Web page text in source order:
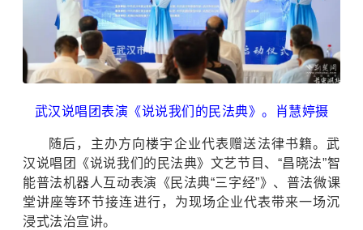
武汉说唱团表演《说说我们的民法典》。肖慧婷摄
随后，主办方向楼宇企业代表赠送法律书籍。武
汉说唱团《说说我们的民法典》文艺节目、“昌晓法”智
能普法机器人互动表演《民法典“三字经”》、普法微课
堂讲座等环节接连进行，为现场企业代表带来一场沉
浸式法治宣讲。